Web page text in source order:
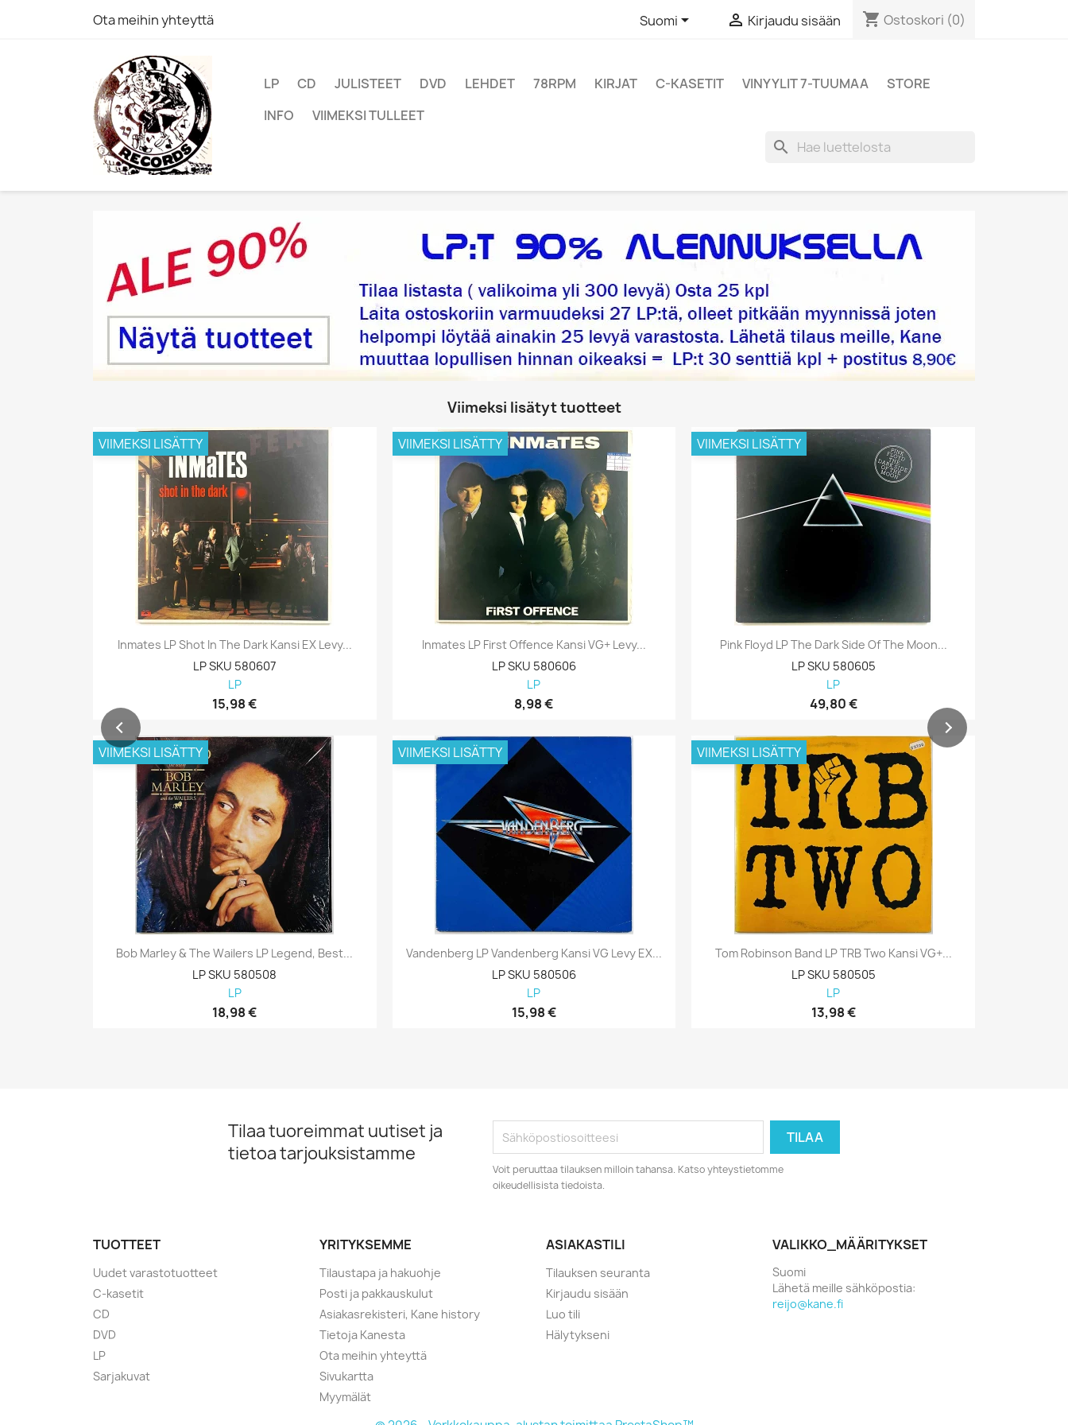
Ota meihin yhteyttä Suomi  Kirjaudu sisään shopping_cart Ostoskori (0)
LP CD JULISTEET DVD LEHDET 78RPM KIRJAT C-KASETIT VINYYLIT 7-TUUMAA
STORE
INFO
VIIMEKSI TULLEET
search
Viimeksi lisätyt tuotteet
Inmates LP Shot In The Dark Kansi EX Levy...
LP SKU 580607
LP
15,98 €
VIIMEKSI LISÄTTY
Bob Marley & The Wailers LP Legend, Best...
LP SKU 580508
LP
18,98 €
VIIMEKSI LISÄTTY
Inmates LP First Offence Kansi VG+ Levy...
LP SKU 580606
LP
8,98 €
VIIMEKSI LISÄTTY
Vandenberg LP Vandenberg Kansi VG Levy EX...
LP SKU 580506
LP
15,98 €
VIIMEKSI LISÄTTY
Pink Floyd LP The Dark Side Of The Moon...
LP SKU 580605
LP
49,80 €
VIIMEKSI LISÄTTY
Tom Robinson Band LP TRB Two Kansi VG+...
LP SKU 580505
LP
13,98 €
VIIMEKSI LISÄTTY
Tilaa tuoreimmat uutiset ja
tietoa tarjouksistamme
Voit peruuttaa tilauksen milloin tahansa. Katso yhteystietomme
oikeudellisista tiedoista.
TUOTTEET
Uudet varastotuotteet
C-kasetit
CD
DVD
LP
Sarjakuvat
YRITYKSEMME
Tilaustapa ja hakuohje
Posti ja pakkauskulut
Asiakasrekisteri, Kane history
Tietoja Kanesta
Ota meihin yhteyttä
Sivukartta
Myymälät
ASIAKASTILI
Tilauksen seuranta
Kirjaudu sisään
Luo tili
Hälytykseni
VALIKKO_MÄÄRITYKSET
Suomi
Lähetä meille sähköpostia:
reijo@kane.fi